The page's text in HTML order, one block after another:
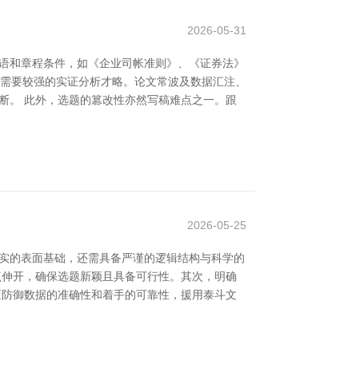
2026-05-31
章程条件，如《企业司帐准则》、《证券法》
较强的实证分析才略。论文常波及数据汇注、
。 此外，选题的篡改性亦然写稿难点之一。跟
2026-05-25
的表面基础，还需具备严谨的逻辑结构与科学的
开，确保选题新颖且具备可行性。其次，明确
御数据的准确性和着手的可靠性，援用泰斗文